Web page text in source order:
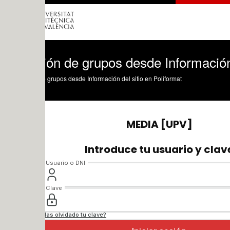
de grupos desde Información del
grupos desde Información del sitio en Poliformat